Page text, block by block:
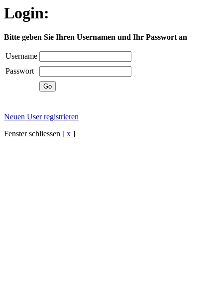
Login:
Bitte geben Sie Ihren Usernamen und Ihr Passwort an
Username
Passwort
Neuen User registrieren
Fenster schliessen [ x ]